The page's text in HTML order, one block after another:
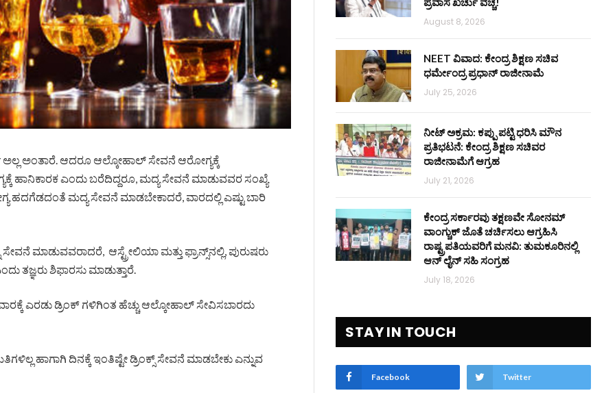
ಅಂತಾರೆ. ಆದರೂ ಆಲ್ಕೋಹಾಲ್ ಸೇವನೆ ಆರೋಗ್ಯಕ್ಕೆ
ಎಂದು ಬರೆದಿದ್ದರೂ, ಮದ್ಯ ಸೇವನೆ ಮಾಡುವವರ ಸಂಖ್ಯೆ
ಮದ್ಯ ಸೇವನೆ ಮಾಡಬೇಕಾದರೆ, ವಾರದಲ್ಲಿ ಎಷ್ಟು ಬಾರಿ
ಮಾಡುವವರಾದರೆ, ಆಸ್ಟ್ರೇಲಿಯಾ ಮತ್ತು ಫ್ರಾನ್ಸ್‌ನಲ್ಲಿ, ಪುರುಷರು
ತಜ್ಞರು ಶಿಫಾರಸು ಮಾಡುತ್ತಾರೆ.
ಎರಡು ಡ್ರಿಂಕ್‌ ಗಳಿಗಿಂತ ಹೆಚ್ಚು ಆಲ್ಕೋಹಾಲ್ ಸೇವಿಸಬಾರದು
ಹಾಗಾಗಿ ದಿನಕ್ಕೆ ಇಂತಿಷ್ಟೇ ಡ್ರಿಂಕ್ಸ್ ಸೇವನೆ ಮಾಡಬೇಕು ಎನ್ನುವ
August 8, 2026
NEET ವಿವಾದ: ಕೇಂದ್ರ ಶಿಕ್ಷಣ ಸಚಿವ
ಧರ್ಮೇಂದ್ರ ಪ್ರಧಾನ್ ರಾಜೀನಾಮೆ
July 25, 2026
ನೀಟ್ ಅಕ್ರಮ: ಕಪ್ಪು ಪಟ್ಟಿ ಧರಿಸಿ ಮೌನ
ಪ್ರತಿಭಟನೆ: ಕೇಂದ್ರ ಶಿಕ್ಷಣ ಸಚಿವರ
ರಾಜೀನಾಮೆಗೆ ಆಗ್ರಹ
July 21, 2026
ಕೇಂದ್ರ ಸರ್ಕಾರವು ತಕ್ಷಣವೇ ಸೋನಮ್
ವಾಂಗ್ಚುಕ್ ಜೊತೆ ಚರ್ಚಿಸಲು ಆಗ್ರಹಿಸಿ
ರಾಷ್ಟ್ರಪತಿಯವರಿಗೆ ಮನವಿ: ತುಮಕೂರಿನಲ್ಲಿ
ಆನ್‌ ಲೈನ್ ಸಹಿ ಸಂಗ್ರಹ
July 18, 2026
STAY IN TOUCH
Facebook Twitter